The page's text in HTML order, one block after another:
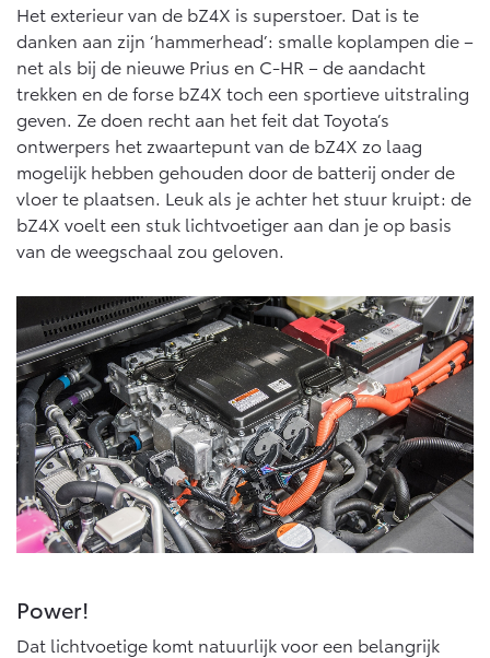
Proace Max (excl. BTW)
ELEKTRISCH
Vanaf € 46.301,-
Hilux (excl. BTW)
OOK ALS BATTERIJ-
ELEKTRISCH
Vanaf € 56.570,-
Land Cruiser (excl. BTW)
Vanaf € 89.986,-
Het exterieur van de bZ4X is superstoer. Dat is te
danken aan zijn ‘hammerhead’: smalle koplampen die –
net als bij de nieuwe Prius en C-HR – de aandacht
trekken en de forse bZ4X toch een sportieve uitstraling
geven. Ze doen recht aan het feit dat Toyota’s
ontwerpers het zwaartepunt van de bZ4X zo laag
mogelijk hebben gehouden door de batterij onder de
vloer te plaatsen. Leuk als je achter het stuur kruipt: de
bZ4X voelt een stuk lichtvoetiger aan dan je op basis
van de weegschaal zou geloven.
Power!
Dat lichtvoetige komt natuurlijk voor een belangrijk